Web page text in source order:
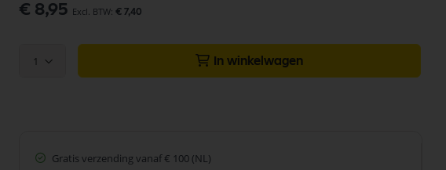
€ 8,95 € 7,40
1 In winkelwagen
Gratis verzending vanaf € 100 (NL)